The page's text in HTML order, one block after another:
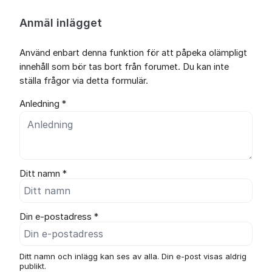
Anmäl inlägget
Använd enbart denna funktion för att påpeka olämpligt
innehåll som bör tas bort från forumet. Du kan inte
ställa frågor via detta formulär.
Anledning *
Ditt namn *
Din e-postadress *
Ditt namn och inlägg kan ses av alla. Din e-post visas aldrig
publikt.